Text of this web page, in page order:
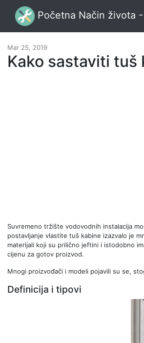
Početna Način života -
Mar 25, 2019
Kako sastaviti
Suvremeno tržište vodovodnih instalacija
postavljanje vlastite tuš kabine izazvalo je
materijali koji su prilično jeftini i istodobno
cijenu za gotov proizvod.
Mnogi proizvođači i modeli pojavili su se,
Definicija i tipovi